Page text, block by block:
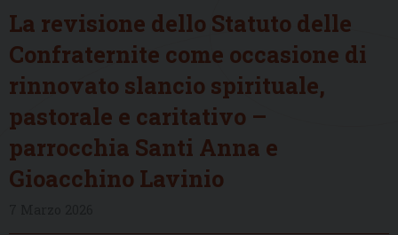
La revisione dello Statuto delle
Confraternite come occasione di
rinnovato slancio spirituale,
pastorale e caritativo –
parrocchia Santi Anna e
Gioacchino Lavinio